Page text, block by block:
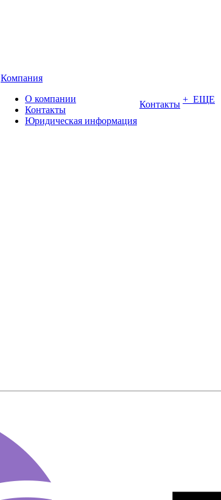
Компания
О компании
Контакты
Юридическая информация
Контакты + ЕЩЕ